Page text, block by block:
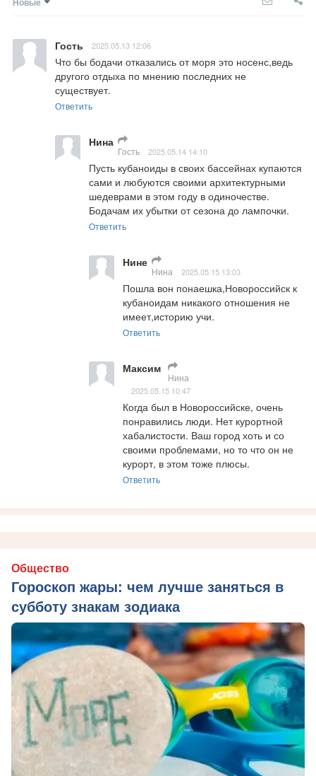
Гость 2025.05.13 12:06
Что бы бодачи отказались от моря это носенс,ведь
другого отдыха по мнению последних не
существует.
Ответить
Нина
Гость 2025.05.14 14:10
Пусть кубаноиды в своих бассейнах купаются
сами и любуются своими архитектурными
шедеврами в этом году в одиночестве.
Бодачам их убытки от сезона до лампочки.
Ответить
Нине
Нина 2025.05.15 13:03
Пошла вон понаешка,Новороссийск к
кубаноидам никакого отношения не
имеет,историю учи.
Ответить
Максим
Нина
2025.05.15 10:47
Когда был в Новороссийске, очень
понравились люди. Нет курортной
хабалистости. Ваш город хоть и со
своими проблемами, но то что он не
курорт, в этом тоже плюсы.
Ответить
Общество
Гороскоп жары: чем лучше заняться в
субботу знакам зодиака